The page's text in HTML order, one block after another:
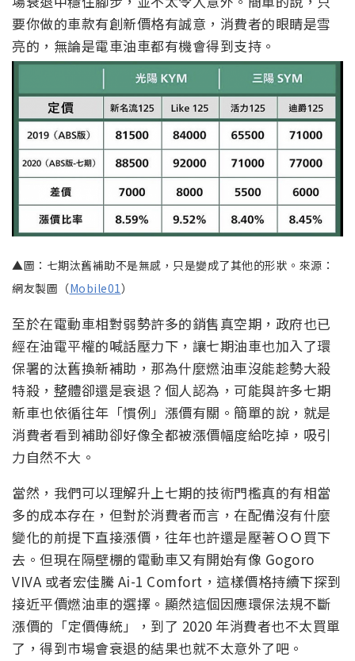
要你做的車款有創新價格有誠意，消費者的眼睛是雪
亮的，無論是電車油車都有機會得到支持。
▲圖：七期汰舊補助不是無感，只是變成了其他的形狀。來源：
網友製圖（Mobile01）
至於在電動車相對弱勢許多的銷售真空期，政府也已
經在油電平權的喊話壓力下，讓七期油車也加入了環
保署的汰舊換新補助，那為什麼燃油車沒能趁勢大殺
特殺，整體卻還是衰退？個人認為，可能與許多七期
新車也依循往年「慣例」漲價有關。簡單的說，就是
消費者看到補助卻好像全都被漲價幅度給吃掉，吸引
力自然不大。
當然，我們可以理解升上七期的技術門檻真的有相當
多的成本存在，但對於消費者而言，在配備沒有什麼
變化的前提下直接漲價，往年也許還是壓著ＯＯ買下
去。但現在隔壁棚的電動車又有開始有像 Gogoro
VIVA 或者宏佳騰 Ai-1 Comfort，這樣價格持續下探到
接近平價燃油車的選擇。顯然這個因應環保法規不斷
漲價的「定價傳統」，到了 2020 年消費者也不太買單
了，得到市場會衰退的結果也就不太意外了吧。